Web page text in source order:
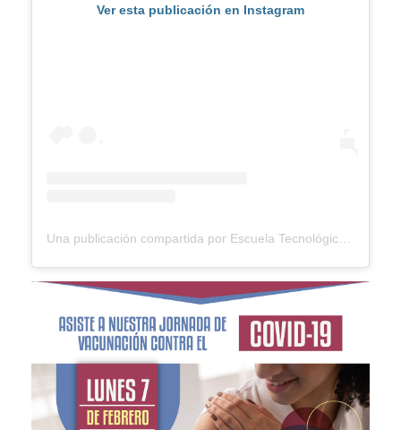
Ver esta publicación en Instagram
Una publicación compartida por Escuela Tecnológica ITC (@etitc)